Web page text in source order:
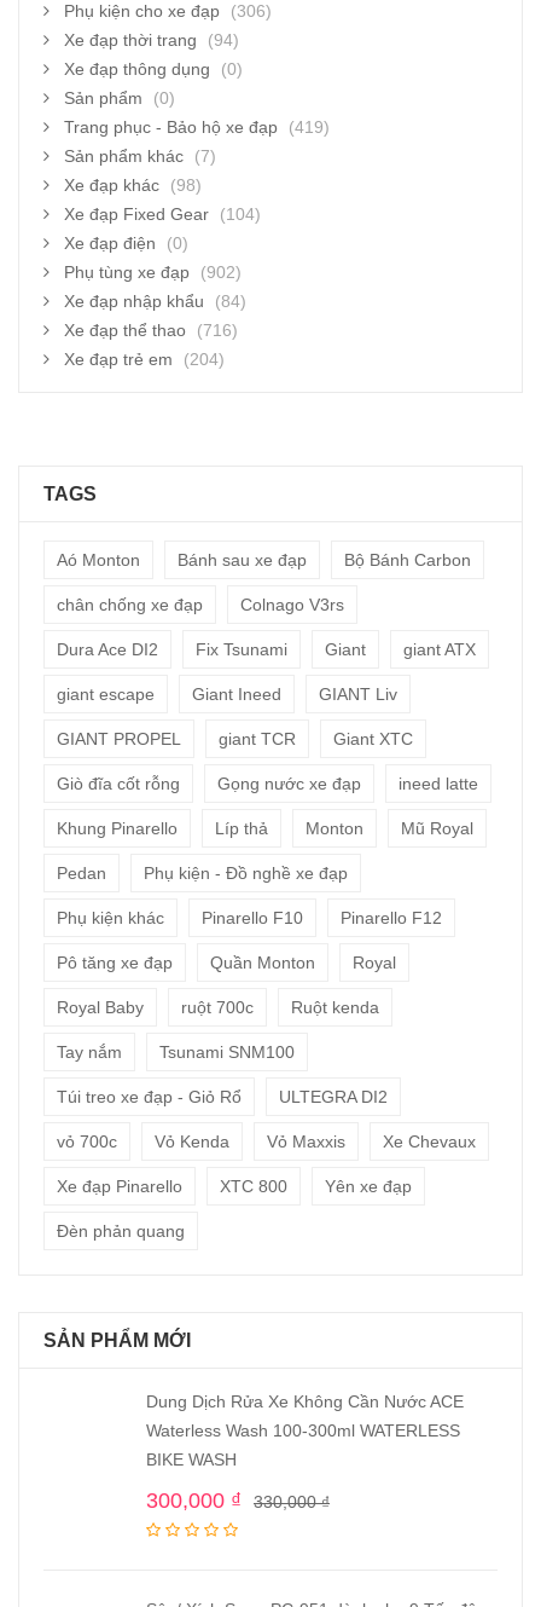
Phụ kiện cho xe đạp
(306)
Xe đạp thời trang
(94)
Xe đạp thông dụng
(0)
Sản phẩm
(0)
Trang phục - Bảo hộ xe đạp
(419)
Sản phẩm khác
(7)
Xe đạp khác
(98)
Xe đạp Fixed Gear
(104)
Xe đạp điện
(0)
Phụ tùng xe đạp
(902)
Xe đạp nhập khẩu
(84)
Xe đạp thể thao
(716)
Xe đạp trẻ em
(204)
TAGS
Aó Monton Bánh sau xe đạp Bộ Bánh Carbon
chân chống xe đạp Colnago V3rs
Dura Ace DI2 Fix Tsunami Giant giant ATX
giant escape Giant Ineed GIANT Liv
GIANT PROPEL giant TCR Giant XTC
Giò đĩa cốt rỗng Gọng nước xe đạp ineed latte
Khung Pinarello Líp thả Monton Mũ Royal
Pedan Phụ kiện - Đồ nghề xe đạp
Phụ kiện khác Pinarello F10 Pinarello F12
Pô tăng xe đạp Quần Monton Royal
Royal Baby ruột 700c Ruột kenda
Tay nắm Tsunami SNM100
Túi treo xe đạp - Giỏ Rổ ULTEGRA DI2
vỏ 700c Vỏ Kenda Vỏ Maxxis Xe Chevaux
Xe đạp Pinarello XTC 800 Yên xe đạp
Đèn phản quang
SẢN PHẨM MỚI
Dung Dịch Rửa Xe Không Cần Nước ACE
Waterless Wash 100-300ml WATERLESS
BIKE WASH
330,000₫
300,000 ₫